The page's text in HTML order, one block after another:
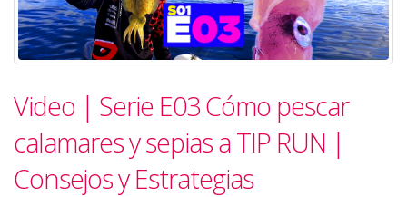
Video | Serie E03 Cómo pescar
calamares y sepias a TIP RUN |
Consejos y Estrategias